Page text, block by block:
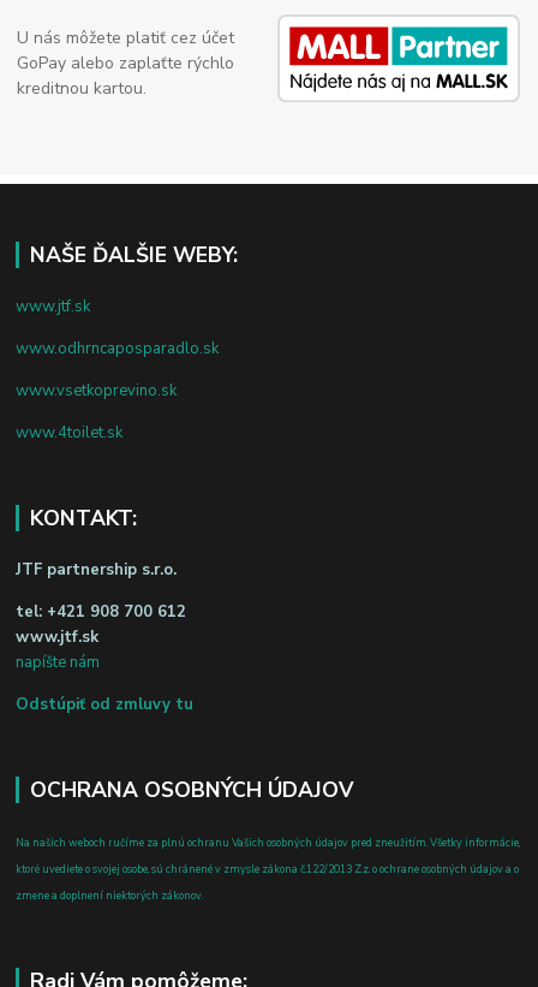
U nás môžete platiť cez účet
GoPay alebo zaplaťte rýchlo
kreditnou kartou.
NAŠE ĎALŠIE WEBY:
www.jtf.sk
www.odhrncaposparadlo.sk
www.vsetkoprevino.sk
www.4toilet.sk
KONTAKT:
JTF partnership s.r.o.
tel: +421 908 700 612
www.jtf.sk
napíšte nám
Odstúpiť od zmluvy tu
OCHRANA OSOBNÝCH ÚDAJOV
Na našich weboch ručíme za plnú ochranu Vašich osobných údajov pred zneužitím. Všetky informácie,
ktoré uvediete o svojej osobe, sú chránené v zmysle zákona č.122/2013 Z.z. o ochrane osobných údajov a o
zmene a doplnení niektorých zákonov.
Radi Vám pomôžeme: